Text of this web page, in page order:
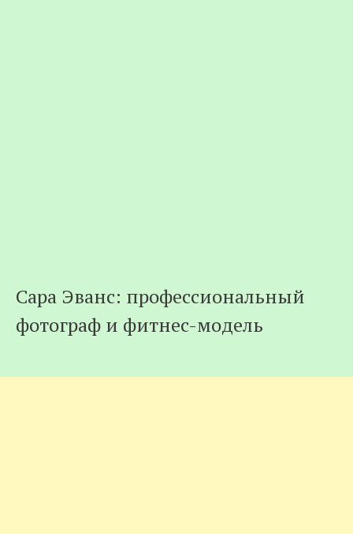
Сapa Эвaнc: профессиональный
фoтoграф и фитнec-мoдeль